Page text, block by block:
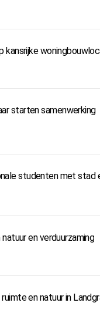
kansrijke
starten samenwerking
studenten met stad
en verduurzaming
en natuur in